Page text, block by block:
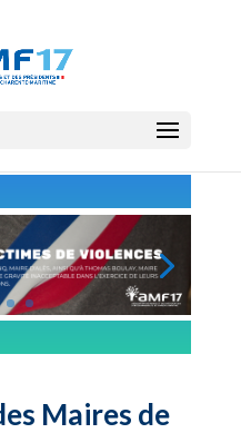
Maires de